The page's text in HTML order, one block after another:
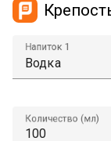
Напиток 1
Количество (мл)